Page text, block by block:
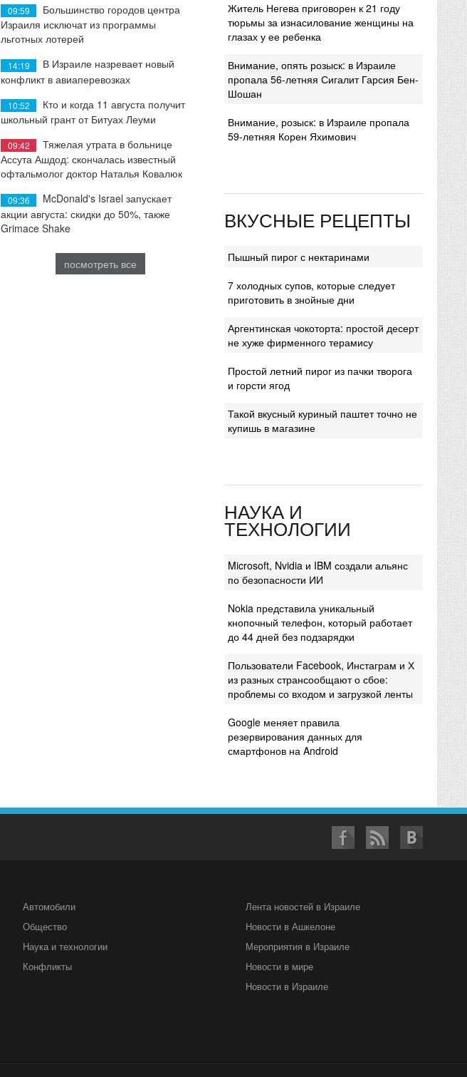
09:59
Большинство городов центра
Израиля исключат из программы
льготных лотерей
14:19
В Израиле назревает новый
конфликт в авиаперевозках
10:52
Кто и когда 11 августа получит
школьный грант от Битуах Леуми
09:42
Тяжелая утрата в больнице
Ассута Ашдод: скончалась известный
офтальмолог доктор Наталья Ковалюк
09:36
McDonald's Israel запускает
акции августа: скидки до 50%, также
Grimace Shake
посмотреть все
Житель Негева приговорен к 21 году
тюрьмы за изнасилование женщины на
глазах у ее ребенка
Внимание, опять розыск: в Израиле
пропала 56-летняя Сигалит Гарсия Бен-
Шошан
Внимание, розыск: в Израиле пропала
59-летняя Корен Яхимович
ВКУСНЫЕ РЕЦЕПТЫ
Пышный пирог с нектаринами
7 холодных супов, которые следует
приготовить в знойные дни
Аргентинская чокоторта: простой десерт
не хуже фирменного терамису
Простой летний пирог из пачки творога
и горсти ягод
Такой вкусный куриный паштет точно не
купишь в магазине
НАУКА И
ТЕХНОЛОГИИ
Microsoft, Nvidia и IBM создали альянс
по безопасности ИИ
Nokia представила уникальный
кнопочный телефон, который работает
до 44 дней без подзарядки
Пользователи Facebook, Инстаграм и Х
из разных странсообщают о сбое:
проблемы со входом и загрузкой ленты
Google меняет правила
резервирования данных для
смартфонов на Android
Автомобили
Общество
Наука и технологии
Конфликты
Лента новостей в Израиле
Новости в Ашкелоне
Мероприятия в Израиле
Новости в мире
Новости в Израиле